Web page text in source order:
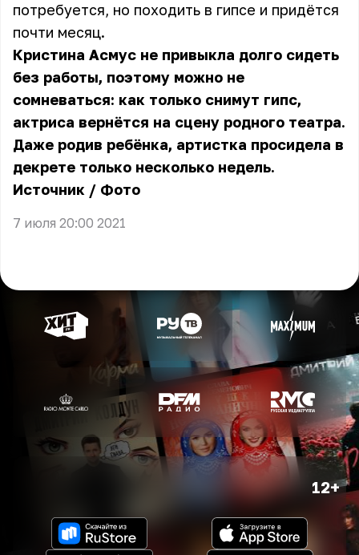
потребуется, но походить в гипсе и придётся
почти месяц.
Кристина Асмус не привыкла долго сидеть
без работы, поэтому можно не
сомневаться: как только снимут гипс,
актриса вернётся на сцену родного театра.
Даже родив ребёнка, артистка просидела в
декрете только несколько недель.
Источник / Фото
7 июля 20:00 2021
12+